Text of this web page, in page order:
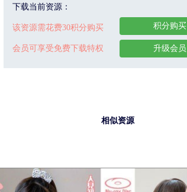
下载当前资源：
该资源需花费30积分购买
会员可享受免费下载特权
积分购买
升级会员
相似资源